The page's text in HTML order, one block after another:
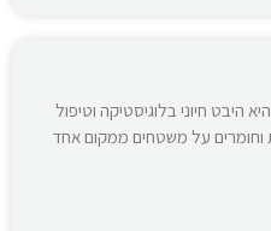
חיוני בלוגיסטיקה וטיפול
וחומרים על משטחים ממקום אחד